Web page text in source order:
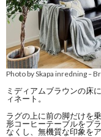
Photo by Skapa inredning–
ミディアムブラウンの床
ィネート。
ラグの上に前の脚だけを
形コーヒーテーブルをプ
なくし、無機質な印象を